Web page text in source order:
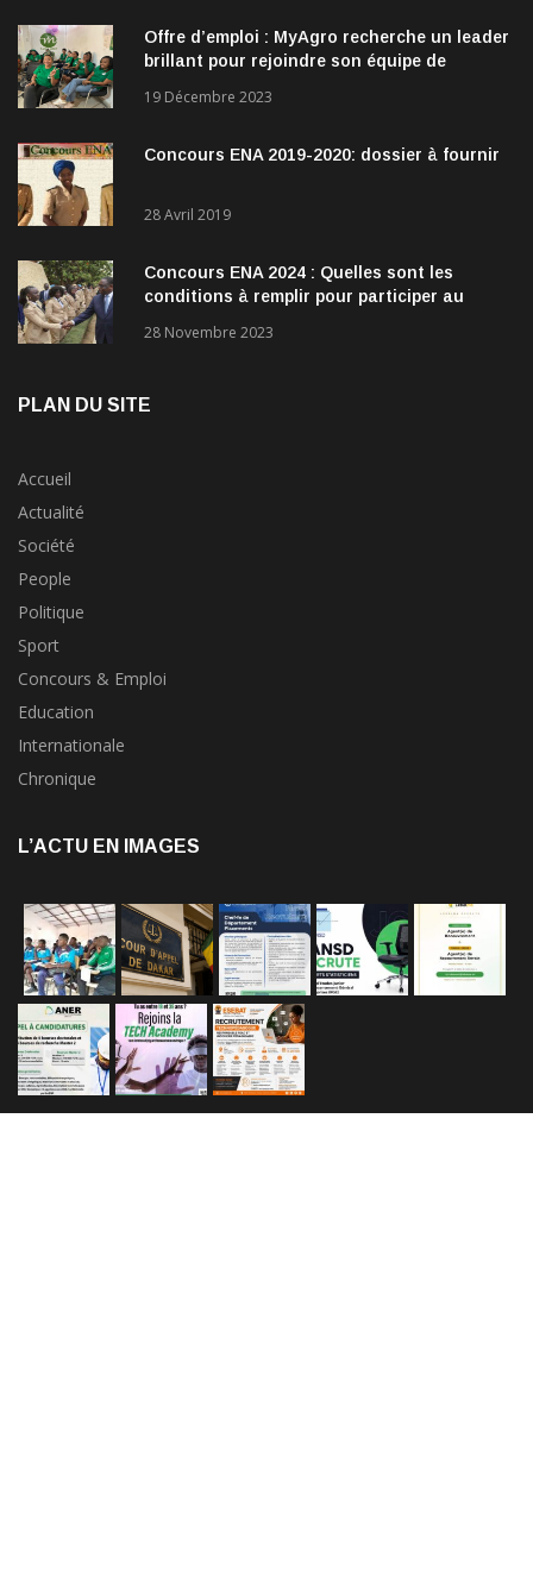
Offre d’emploi : MyAgro recherche un leader
brillant pour rejoindre son équipe de
19 Décembre 2023
Concours ENA 2019-2020: dossier à fournir
28 Avril 2019
Concours ENA 2024 : Quelles sont les
conditions à remplir pour participer au
28 Novembre 2023
PLAN DU SITE
Accueil
Actualité
Société
People
Politique
Sport
Concours & Emploi
Education
Internationale
Chronique
L’ACTU EN IMAGES